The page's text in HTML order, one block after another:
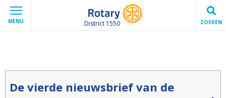
MENU District 1550 ZOEKEN
De vierde nieuwsbrief van de